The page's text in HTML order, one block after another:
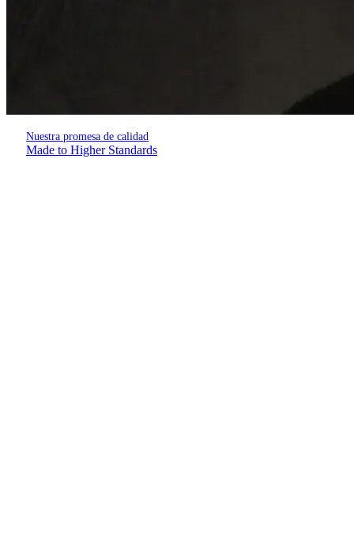
Nuestra promesa de calidad
Made to Higher Standards